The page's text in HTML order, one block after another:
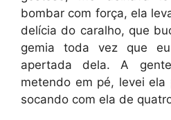
bombar com força, ela
delícia do caralho, que
gemia toda vez que
apertada dela. A
metendo em pé, levei ela
socando com ela de